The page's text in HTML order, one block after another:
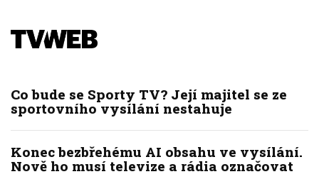
Co bude se Sporty TV? Její majitel se ze
sportovního vysílání nestahuje
Konec bezbřehému AI obsahu ve vysílání.
Nově ho musí televize a rádia označovat